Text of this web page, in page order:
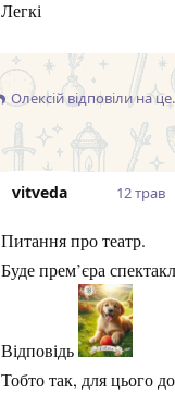
Легкі
Олексійвідповіли на це.
vitveda 12 трав
Питання про театр.
Буде прем’єра
Відповідь
Тобто так, для цього